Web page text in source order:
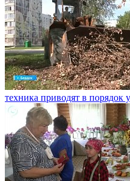
техника приводят в порядок